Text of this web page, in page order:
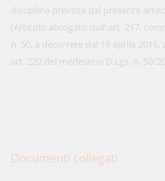
disciplina prevista dal presente
(Articolo abrogato dall’ art. 217,
n. 50, a decorrere dal 19 aprile
art. 220 del medesimo D.Lgs. n. 50/
Documenti collegati